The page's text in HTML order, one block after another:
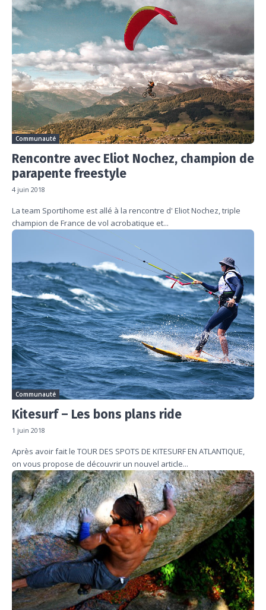
Communauté
Rencontre avec Eliot Nochez, champion de
parapente freestyle
4 juin 2018
La team Sportihome est allé à la rencontre d' Eliot Nochez, triple
champion de France de vol acrobatique et...
Communauté
Kitesurf – Les bons plans ride
1 juin 2018
Après avoir fait le TOUR DES SPOTS DE KITESURF EN ATLANTIQUE,
on vous propose de découvrir un nouvel article...